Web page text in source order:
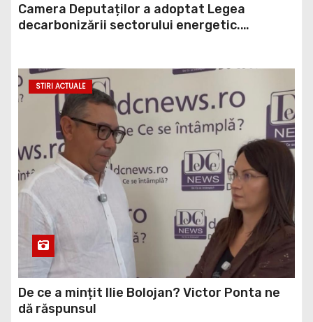
Camera Deputaților a adoptat Legea
decarbonizării sectorului energetic.
STIRI ACTUALE
De ce a mințit Ilie Bolojan? Victor Ponta ne
dă răspunsul